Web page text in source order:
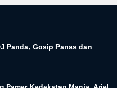
Panda, Gosip Panas dan